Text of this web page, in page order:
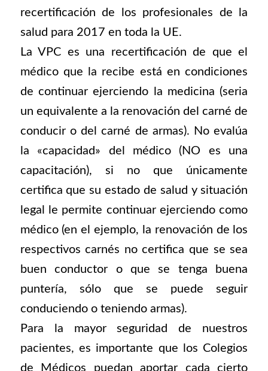
recertificación de los profesionales de la
salud para 2017 en toda la UE.
La VPC es una recertificación de que el
médico que la recibe está en condiciones
de continuar ejerciendo la medicina (seria
un equivalente a la renovación del carné de
conducir o del carné de armas). No evalúa
la «capacidad» del médico (NO es una
capacitación), si no que únicamente
certifica que su estado de salud y situación
legal le permite continuar ejerciendo como
médico (en el ejemplo, la renovación de los
respectivos carnés no certifica que se sea
buen conductor o que se tenga buena
puntería, sólo que se puede seguir
conduciendo o teniendo armas).
Para la mayor seguridad de nuestros
pacientes, es importante que los Colegios
de Médicos puedan aportar cada cierto